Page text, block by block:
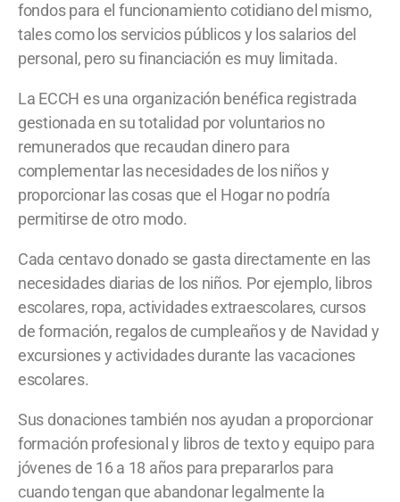
fondos para el funcionamiento cotidiano del mismo,
tales como los servicios públicos y los salarios del
personal, pero su financiación es muy limitada.
La ECCH es una organización benéfica registrada
gestionada en su totalidad por voluntarios no
remunerados que recaudan dinero para
complementar las necesidades de los niños y
proporcionar las cosas que el Hogar no podría
permitirse de otro modo.
Cada centavo donado se gasta directamente en las
necesidades diarias de los niños. Por ejemplo, libros
escolares, ropa, actividades extraescolares, cursos
de formación, regalos de cumpleaños y de Navidad y
excursiones y actividades durante las vacaciones
escolares.
Sus donaciones también nos ayudan a proporcionar
formación profesional y libros de texto y equipo para
jóvenes de 16 a 18 años para prepararlos para
cuando tengan que abandonar legalmente la